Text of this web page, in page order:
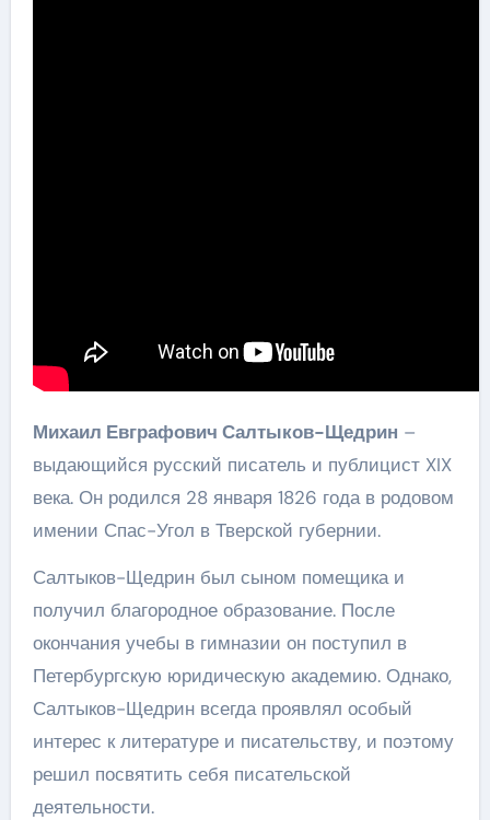
Михаил Евграфович Салтыков-Щедрин –
выдающийся русский писатель и публицист XIX
века. Он родился 28 января 1826 года в родовом
имении Спас-Угол в Тверской губернии.
Салтыков-Щедрин был сыном помещика и
получил благородное образование. После
окончания учебы в гимназии он поступил в
Петербургскую юридическую академию. Однако,
Салтыков-Щедрин всегда проявлял особый
интерес к литературе и писательству, и поэтому
решил посвятить себя писательской
деятельности.